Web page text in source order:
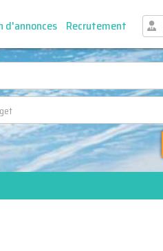
d'annonces Recrutement